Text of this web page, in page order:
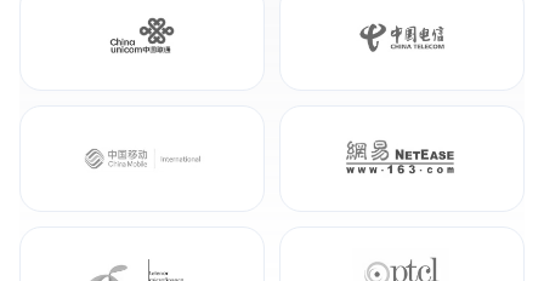
China Unicom China Telecom
China Mobile International NetEase